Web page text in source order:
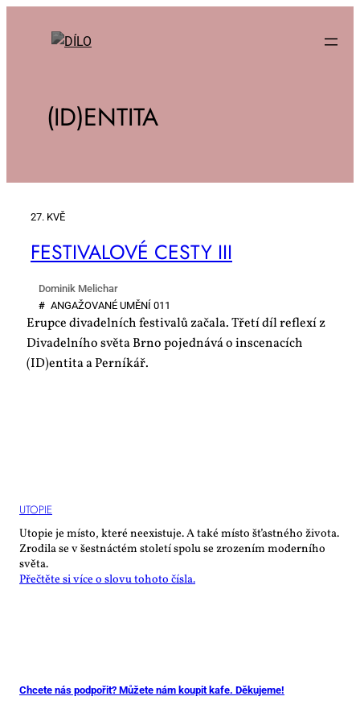
(ID)ENTITA
27. KVĚ
FES­TI­VA­LO­VÉ CES­TY III
Dominik Melichar
# AN­GA­ŽO­VA­NÉ UMĚ­NÍ 011
Erupce divadelních festivalů začala. Třetí díl reflexí z
Divadelního světa Brno pojednává o inscenacích
(ID)entita a Perníkář.
UTO­PIE
Utopie je místo, které neexistuje. A také místo šťastného života.
Zrodila se v šestnáctém století spolu se zrozením moderního
světa.
Přečtěte si více o slovu tohoto čísla.
Chcete nás podpořit? Můžete nám koupit kafe. Děkujeme!